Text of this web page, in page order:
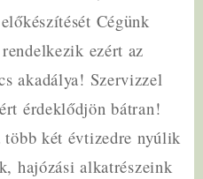
Cégünk
ezért az
akadálya! Szervizzel
érdeklődjön bátran!
két évtizedre nyúlik
hajózási alkatrészeink